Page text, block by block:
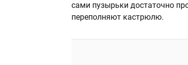
сами пузырьки достаточно
переполняют кастрюлю.